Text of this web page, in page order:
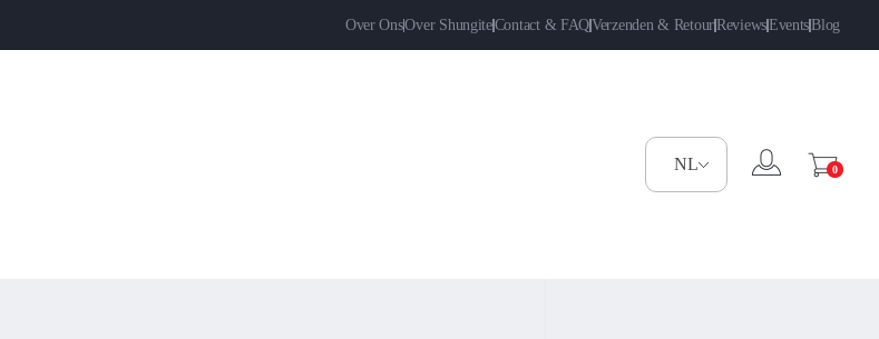
Over OnsOver ShungiteContact & FAQVerzenden & RetourReviewsEventsBlog
0